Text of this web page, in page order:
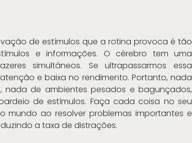
de estímulos que a rotina provoca é tão
e informações. O cérebro tem uma
simultâneos. Se ultrapassarmos essa
e baixa no rendimento. Portanto, nada
de ambientes pesados e bagunçados,
de estímulos. Faça cada coisa no seu
mundo ao resolver problemas importantes e
a taxa de distrações.